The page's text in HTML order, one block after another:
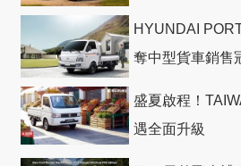
HYUNDAI
奪中型貨車銷售
盛夏啟程！
遇全面升級